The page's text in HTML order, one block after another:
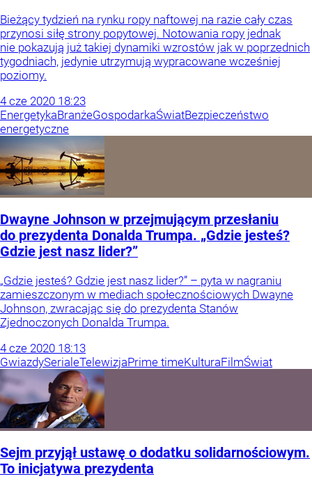
Bieżący tydzień na rynku ropy naftowej na razie cały czas
przynosi siłę strony popytowej. Notowania ropy jednak
nie pokazują już takiej dynamiki wzrostów jak w poprzednich
tygodniach, jedynie utrzymują wypracowane wcześniej
poziomy.
4 cze 2020 18:23
EnergetykaBranżeGospodarkaŚwiatBezpieczeństwo
energetyczne
Dwayne Johnson w przejmującym przesłaniu
do prezydenta Donalda Trumpa. „Gdzie jesteś?
Gdzie jest nasz lider?”
„Gdzie jesteś? Gdzie jest nasz lider?” – pyta w nagraniu
zamieszczonym w mediach społecznościowych Dwayne
Johnson, zwracając się do prezydenta Stanów
Zjednoczonych Donalda Trumpa.
4 cze 2020 18:13
GwiazdySerialeTelewizjaPrime timeKulturaFilmŚwiat
Sejm przyjął ustawę o dodatku solidarnościowym.
To inicjatywa prezydenta